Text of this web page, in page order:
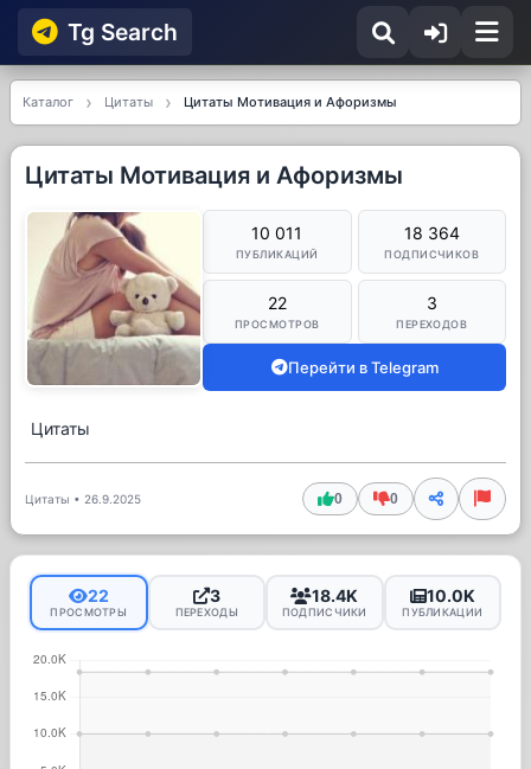
Tg Searсh
Каталог Цитаты Цитаты Мотивация и Афоризмы
Цитаты Мотивация и Афоризмы
10 011
ПУБЛИКАЦИЙ
18 364
ПОДПИСЧИКОВ
22
ПРОСМОТРОВ
3
ПЕРЕХОДОВ
Перейти в Telegram
Цитаты
Цитаты • 26.9.2025 0 0
22
ПРОСМОТРЫ
3
ПЕРЕХОДЫ
18.4K
ПОДПИСЧИКИ
10.0K
ПУБЛИКАЦИИ